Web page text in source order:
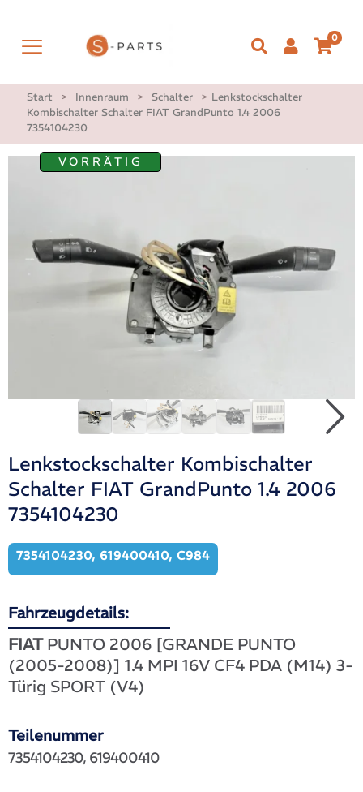
0
Start > Innenraum > Schalter > Lenkstockschalter
Kombischalter Schalter FIAT GrandPunto 1.4 2006
7354104230
VORRÄTIG
Lenkstockschalter Kombischalter
Schalter FIAT GrandPunto 1.4 2006
7354104230
7354104230, 619400410, C984
Fahrzeugdetails:
FIATPUNTO 2006 [GRANDE PUNTO
(2005-2008)] 1.4 MPI 16V CF4 PDA (M14) 3-
Türig SPORT (V4)
Teilenummer
7354104230, 619400410